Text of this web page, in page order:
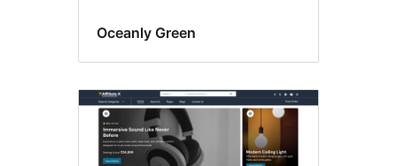
Oceanly Green